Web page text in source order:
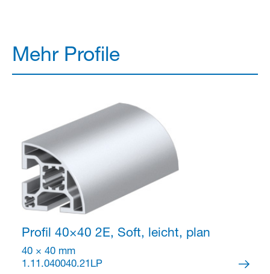
Mehr Profile
Profil 40×40 2E, Soft, leicht, plan
40 × 40 mm
1.11.040040.21LP